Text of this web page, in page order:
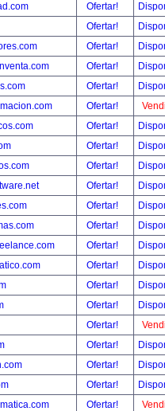
Ofertar!
Ofertar!
Ofertar!
Ofertar!
Ofertar!
Ofertar!
Ofertar!
Ofertar!
Ofertar!
Ofertar!
Ofertar!
Ofertar!
Ofertar!
Ofertar!
Ofertar!
Ofertar!
Ofertar!
Ofertar!
Ofertar!
Ofertar!
Ofertar!